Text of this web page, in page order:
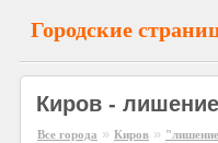
Городские
Киров -
Все города » Киров »